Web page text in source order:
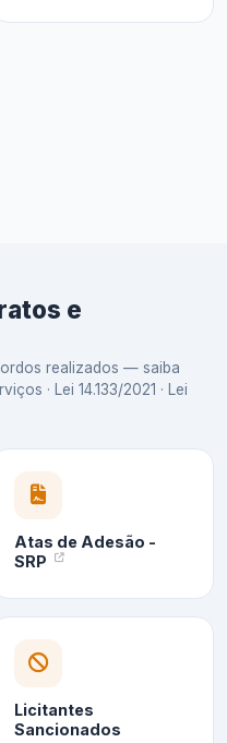
e
realizados — saiba
· Lei 14.133/2021 · Lei
Atas de Adesão -
SRP
Licitantes
Sancionados